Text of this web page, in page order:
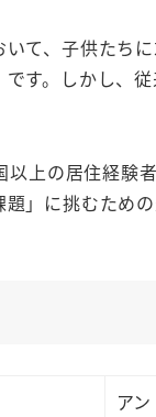
て、子供たち
す。しかし、
上の居住経験
」に挑むため
ア